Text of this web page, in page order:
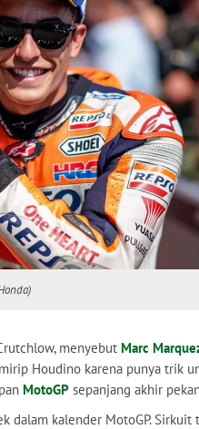
menyebut Marc
Houdino karena punya trik
MotoGP sepanjang akhir
dalam kalender MotoGP. Sirkuit